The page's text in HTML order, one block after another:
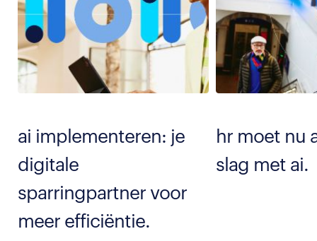
ai implementeren: je
digitale
sparringpartner voor
meer efficiëntie.
hr moet nu
slag met ai.